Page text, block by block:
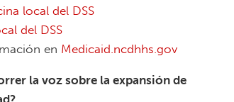
local del DSS
del DSS
en Medicaid.ncdhhs.gov
la voz sobre la expansión de